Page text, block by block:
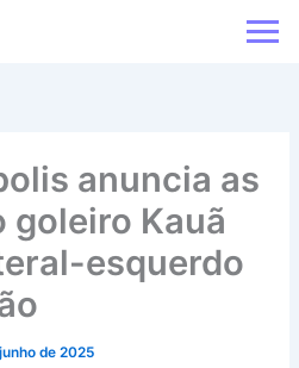
anuncia as
goleiro Kauã
esquerdo
de 2025